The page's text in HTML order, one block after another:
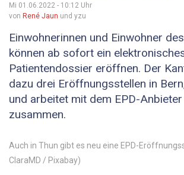
Mi 01.06.2022 - 10:12 Uhr
von René Jaun und yzu
Einwohnerinnen und Einwohner
können ab sofort ein
Patientendossier eröffnen. Der
dazu drei Eröffnungsstellen in
und arbeitet mit dem EPD-
zusammen.
Auch in Thun gibt es neu eine EPD-
ClaraMD / Pixabay)